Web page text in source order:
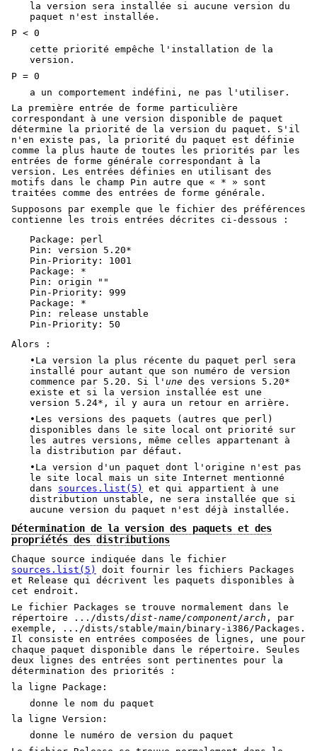
la version sera installée si aucune version du
paquet n'est installée.
P < 0
cette priorité empêche l'installation de la
version.
P = 0
a un comportement indéfini, ne pas l'utiliser.
La première entrée de forme particulière
correspondant à une version disponible de paquet
détermine la priorité de la version du paquet. S'il
n'en existe pas, la priorité du paquet est définie
comme la plus haute de toutes les priorités par les
entrées de forme générale correspondant à la
version. Les entrées définies en utilisant des
motifs dans le champ Pin autre que « * » sont
traitées comme des entrées de forme générale.
Supposons par exemple que le fichier des préférences
contienne les trois entrées décrites ci-dessous :
Package: perl
Pin: version 5.20*
Pin-Priority: 1001
Package: *
Pin: origin ""
Pin-Priority: 999
Package: *
Pin: release unstable
Pin-Priority: 50
Alors :
•La version la plus récente du paquet perl sera
installé pour autant que son numéro de version
commence par 5.20. Si l' une des versions 5.20*
existe et si la version installée est une
version 5.24*, il y aura un retour en arrière.
•Les versions des paquets (autres que perl)
disponibles dans le site local ont priorité sur
les autres versions, même celles appartenant à
la distribution par défaut.
•La version d'un paquet dont l'origine n'est pas
le site local mais un site Internet mentionné
dans sources.list(5)
et qui appartient à une
distribution unstable, ne sera installée que si
aucune version du paquet n'est déjà installée.
Détermination de la version des paquets et des
propriétés des distributions
Chaque source indiquée dans le fichier
sources.list(5)
doit fournir les fichiers Packages
et Release qui décrivent les paquets disponibles à
cet endroit.
Le fichier Packages se trouve normalement dans le
répertoire .../dists/dist-name/component/arch , par
exemple, .../dists/stable/main/binary-i386/Packages.
Il consiste en entrées composées de lignes, une pour
chaque paquet disponible dans le répertoire. Seules
deux lignes des entrées sont pertinentes pour la
détermination des priorités :
la ligne Package:
donne le nom du paquet
la ligne Version:
donne le numéro de version du paquet